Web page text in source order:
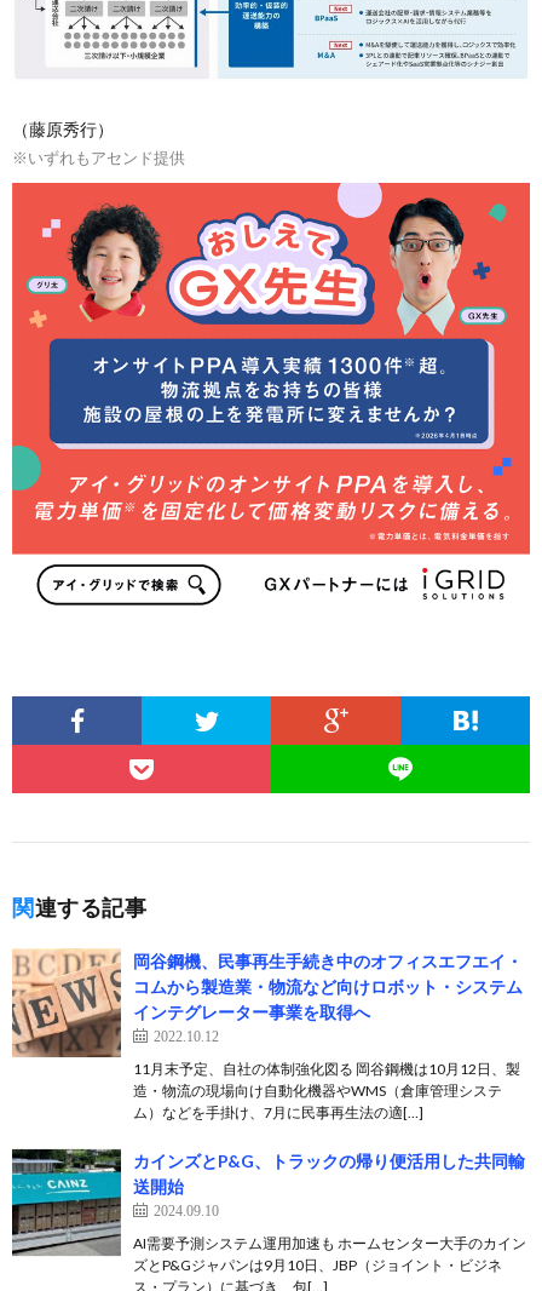
（藤原秀行）
※いずれもアセンド提供
関連する記事
岡谷鋼機、民事再生手続き中のオフィスエフエイ・
コムから製造業・物流など向けロボット・システム
インテグレーター事業を取得へ
2022.10.12
11月末予定、自社の体制強化図る 岡谷鋼機は10月12日、製
造・物流の現場向け自動化機器やWMS（倉庫管理システ
ム）などを手掛け、7月に民事再生法の適[…]
カインズとP&G、トラックの帰り便活用した共同輸
送開始
2024.09.10
AI需要予測システム運用加速も ホームセンター大手のカイン
ズとP&Gジャパンは9月10日、JBP（ジョイント・ビジネ
ス・プラン）に基づき、包[…]